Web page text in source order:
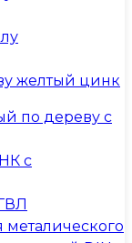
желтый цинк
по дереву с
с